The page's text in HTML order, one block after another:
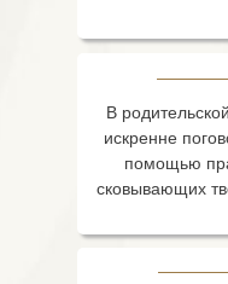
В
искренне
помощью
сковывающих